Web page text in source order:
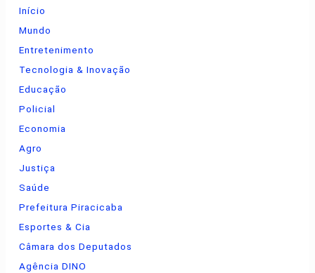
Início
Mundo
Entretenimento
Tecnologia & Inovação
Educação
Policial
Economia
Agro
Justiça
Saúde
Prefeitura Piracicaba
Esportes & Cia
Câmara dos Deputados
Agência DINO